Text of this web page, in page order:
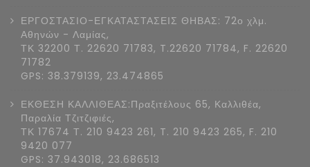
ΕΡΓΟΣΤΑΣΙΟ-ΕΓΚΑΤΑΣΤΑΣΕΙΣ ΘΗΒΑΣ: 72ο χλμ.
Αθηνών - Λαμίας,
ΤΚ 32200 Τ. 22620 71783, T.22620 71784, F. 22620
71782
GPS: 38.379139, 23.474865
ΕΚΘΕΣΗ ΚΑΛΛΙΘΕΑΣ:Πραξιτέλους 65, Καλλιθέα,
Παραλία Τζιτζιφιές,
ΤΚ 17674 Τ. 210 9423 261, T. 210 9423 265, F. 210
9420 077
GPS: 37.943018, 23.686513